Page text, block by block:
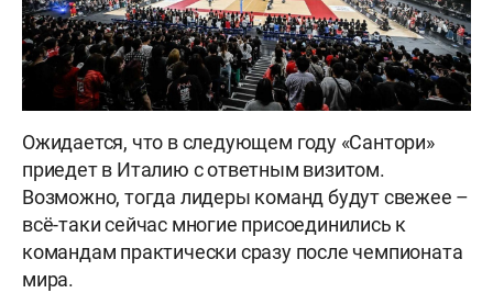
Ожидается, что в следующем году «Сантори»
приедет в Италию с ответным визитом.
Возможно, тогда лидеры команд будут свежее –
всё-таки сейчас многие присоединились к
командам практически сразу после чемпионата
мира.